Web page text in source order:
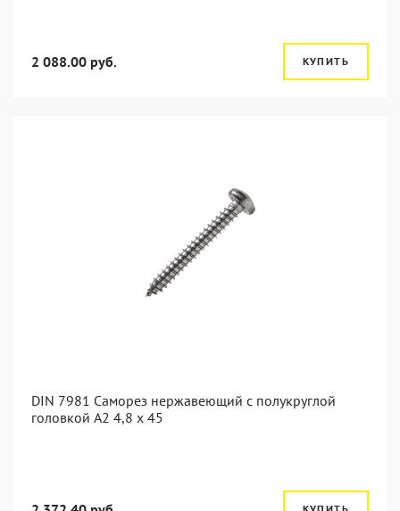
2 088.00 руб. КУПИТЬ
DIN 7981 Саморез нержавеющий с полукруглой
головкой А2 4,8 x 45